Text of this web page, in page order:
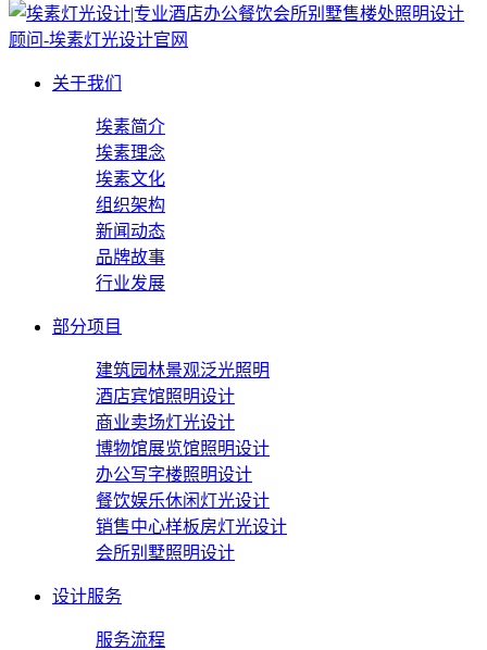
关于我们
埃素简介
埃素理念
埃素文化
组织架构
新闻动态
品牌故事
行业发展
部分项目
建筑园林景观泛光照明
酒店宾馆照明设计
商业卖场灯光设计
博物馆展览馆照明设计
办公写字楼照明设计
餐饮娱乐休闲灯光设计
销售中心样板房灯光设计
会所别墅照明设计
设计服务
服务流程